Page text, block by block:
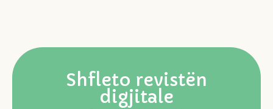
Shfleto revistën
digjitale